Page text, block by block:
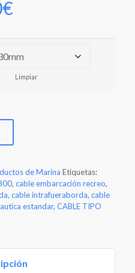
€
Limpiar
de Marina Etiquetas:
, cable embarcación recreo,
, cable intrafueraborda, cable
estandar, CABLE TIPO